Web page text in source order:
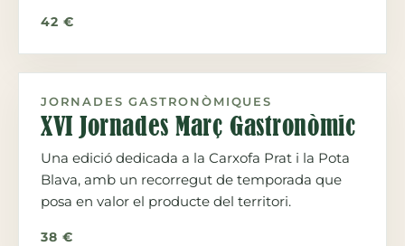
42 €
JORNADES GASTRONÒMIQUES
XVI Jornades Març Gastronòmic
Una edició dedicada a la Carxofa Prat i la Pota
Blava, amb un recorregut de temporada que
posa en valor el producte del territori.
38 €